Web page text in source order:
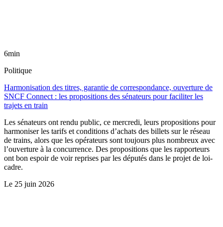
6min
Politique
Harmonisation des titres, garantie de correspondance, ouverture de
SNCF Connect : les propositions des sénateurs pour faciliter les
trajets en train
Les sénateurs ont rendu public, ce mercredi, leurs propositions pour
harmoniser les tarifs et conditions d’achats des billets sur le réseau
de trains, alors que les opérateurs sont toujours plus nombreux avec
l’ouverture à la concurrence. Des propositions que les rapporteurs
ont bon espoir de voir reprises par les députés dans le projet de loi-
cadre.
Le 25 juin 2026